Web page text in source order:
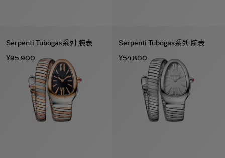
Serpenti Tubogas系列 腕表
¥95,900
Serpenti Tubogas系列 腕表
¥54,800